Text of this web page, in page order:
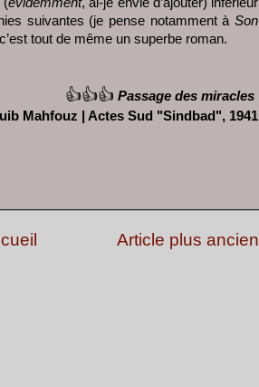
suivantes (je pense notamment à Son
tout de même un superbe roman.
👍👍👍 Passage des miracles
Mahfouz | Actes Sud "Sindbad", 1941
Article plus ancien